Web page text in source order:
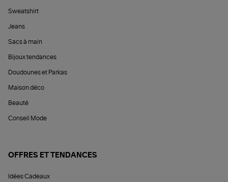
Sweatshirt
Jeans
Sacs à main
Bijoux tendances
Doudounes et Parkas
Maison déco
Beauté
Conseil Mode
OFFRES ET TENDANCES
Idées Cadeaux